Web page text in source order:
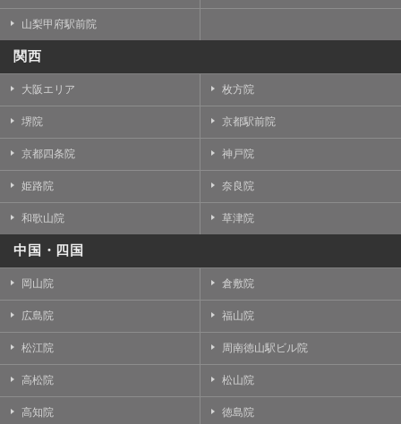
山梨甲府駅前院
関西
大阪エリア 枚方院
堺院 京都駅前院
京都四条院 神戸院
姫路院 奈良院
和歌山院 草津院
中国・四国
岡山院 倉敷院
広島院 福山院
松江院 周南徳山駅ビル院
高松院 松山院
高知院 徳島院